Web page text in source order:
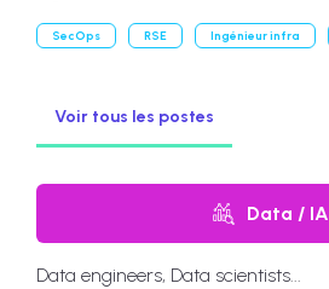
SecOps RSE Ingénieur infra
Voir tous les postes
Data / IA
Data engineers, Data scientists...